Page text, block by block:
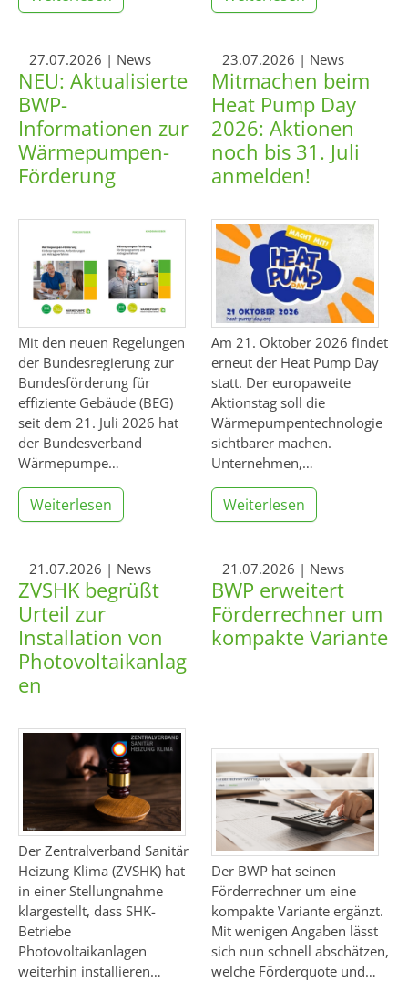
27.07.2026 | News
NEU: Aktualisierte
BWP-
Informationen zur
Wärmepumpen-
Förderung
Mit den neuen Regelungen
der Bundesregierung zur
Bundesförderung für
effiziente Gebäude (BEG)
seit dem 21. Juli 2026 hat
der Bundesverband
Wärmepumpe…
Weiterlesen
23.07.2026 | News
Mitmachen beim
Heat Pump Day
2026: Aktionen
noch bis 31. Juli
anmelden!
Am 21. Oktober 2026 findet
erneut der Heat Pump Day
statt. Der europaweite
Aktionstag soll die
Wärmepumpentechnologie
sichtbarer machen.
Unternehmen,…
Weiterlesen
21.07.2026 | News
ZVSHK begrüßt
Urteil zur
Installation von
Photovoltaikanlag
en
Der Zentralverband Sanitär
Heizung Klima (ZVSHK) hat
in einer Stellungnahme
klargestellt, dass SHK-
Betriebe
Photovoltaikanlagen
weiterhin installieren…
21.07.2026 | News
BWP erweitert
Förderrechner um
kompakte Variante
Der BWP hat seinen
Förderrechner um eine
kompakte Variante ergänzt.
Mit wenigen Angaben lässt
sich nun schnell abschätzen,
welche Förderquote und…